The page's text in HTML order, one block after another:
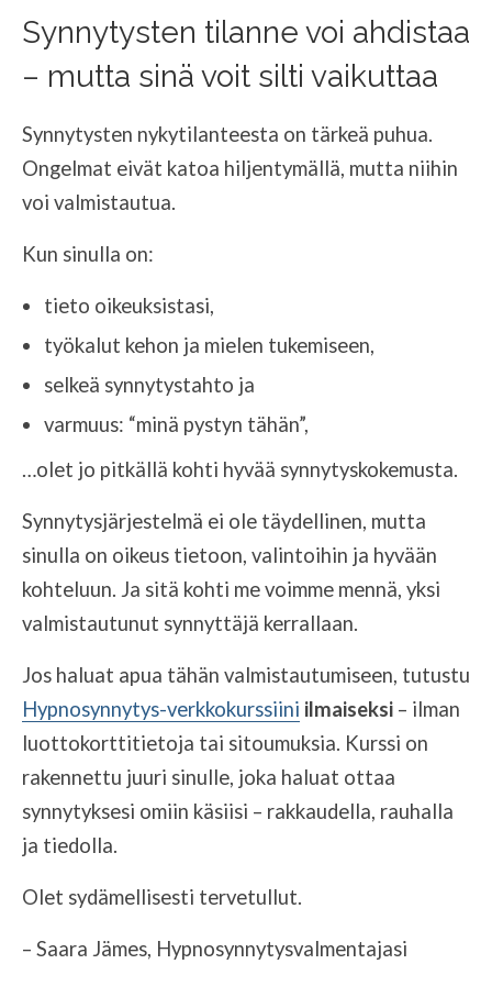
Synnytysten tilanne voi ahdistaa
– mutta sinä voit silti vaikuttaa
Synnytysten nykytilanteesta on tärkeä puhua.
Ongelmat eivät katoa hiljentymällä, mutta niihin
voi valmistautua.
Kun sinulla on:
tieto oikeuksistasi,
työkalut kehon ja mielen tukemiseen,
selkeä synnytystahto ja
varmuus: “minä pystyn tähän”,
…olet jo pitkällä kohti hyvää synnytyskokemusta.
Synnytysjärjestelmä ei ole täydellinen, mutta
sinulla on oikeus tietoon, valintoihin ja hyvään
kohteluun. Ja sitä kohti me voimme mennä, yksi
valmistautunut synnyttäjä kerrallaan.
Jos haluat apua tähän valmistautumiseen, tutustu
Hypnosynnytys-verkkokurssiini ilmaiseksi – ilman
luottokorttitietoja tai sitoumuksia. Kurssi on
rakennettu juuri sinulle, joka haluat ottaa
synnytyksesi omiin käsiisi – rakkaudella, rauhalla
ja tiedolla.
Olet sydämellisesti tervetullut.
– Saara Jämes, Hypnosynnytysvalmentajasi